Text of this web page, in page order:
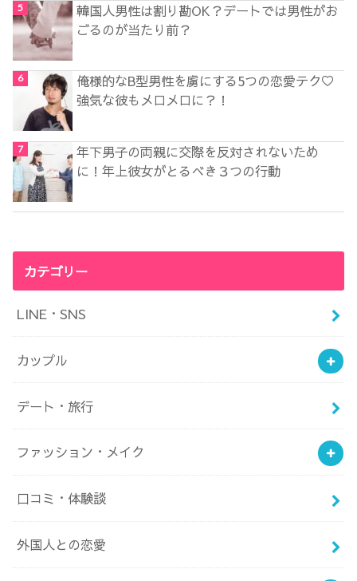
韓国人男性は割り勘OK？デートでは男性がお
ごるのが当たり前？
俺様的なB型男性を虜にする5つの恋愛テク♡
強気な彼もメロメロに？！
年下男子の両親に交際を反対されないため
に！年上彼女がとるべき３つの行動
カテゴリー
LINE・SNS
カップル
デート・旅行
ファッション・メイク
口コミ・体験談
外国人との恋愛